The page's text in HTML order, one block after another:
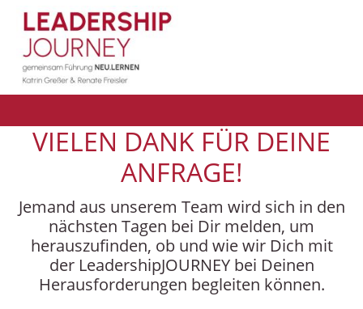
VIELEN DANK FÜR DEINE
ANFRAGE!
Jemand aus unserem Team wird sich in den
nächsten Tagen bei Dir melden, um
herauszufinden, ob und wie wir Dich mit
der LeadershipJOURNEY bei Deinen
Herausforderungen begleiten können.